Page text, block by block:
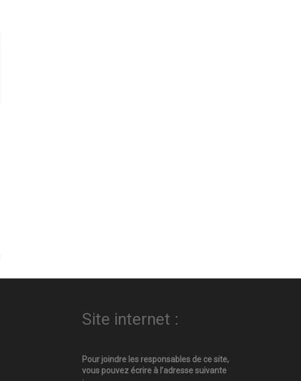
Site internet :
Pour joindre les responsables de ce site,
vous pouvez écrire à l’adresse suivante